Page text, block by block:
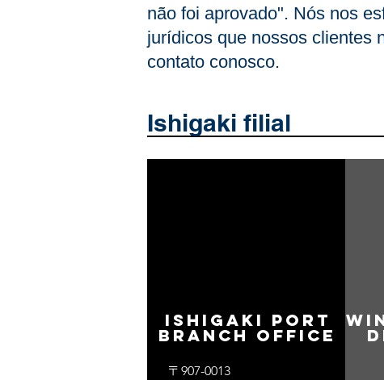
não foi aprovado". Nós nos
jurídicos que nossos clientes
contato conosco.
​Ishigaki filial
​Ishigaki Port
Branch Office
〒907-0013